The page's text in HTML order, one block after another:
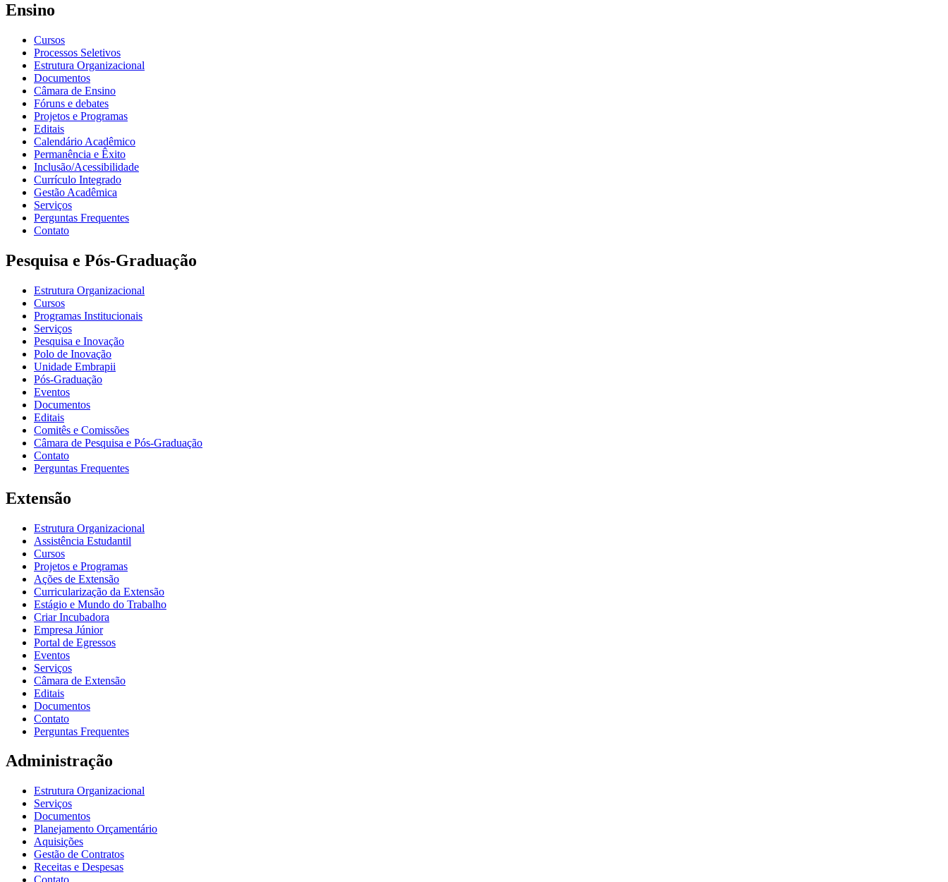
Ensino
Cursos
Processos Seletivos
Estrutura Organizacional
Documentos
Câmara de Ensino
Fóruns e debates
Projetos e Programas
Editais
Calendário Acadêmico
Permanência e Êxito
Inclusão/Acessibilidade
Currículo Integrado
Gestão Acadêmica
Serviços
Perguntas Frequentes
Contato
Pesquisa e Pós-Graduação
Estrutura Organizacional
Cursos
Programas Institucionais
Serviços
Pesquisa e Inovação
Polo de Inovação
Unidade Embrapii
Pós-Graduação
Eventos
Documentos
Editais
Comitês e Comissões
Câmara de Pesquisa e Pós-Graduação
Contato
Perguntas Frequentes
Extensão
Estrutura Organizacional
Assistência Estudantil
Cursos
Projetos e Programas
Ações de Extensão
Curricularização da Extensão
Estágio e Mundo do Trabalho
Criar Incubadora
Empresa Júnior
Portal de Egressos
Eventos
Serviços
Câmara de Extensão
Editais
Documentos
Contato
Perguntas Frequentes
Administração
Estrutura Organizacional
Serviços
Documentos
Planejamento Orçamentário
Aquisições
Gestão de Contratos
Receitas e Despesas